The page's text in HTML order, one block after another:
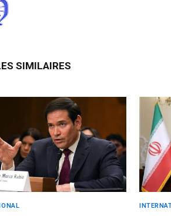
SIMILAIRES